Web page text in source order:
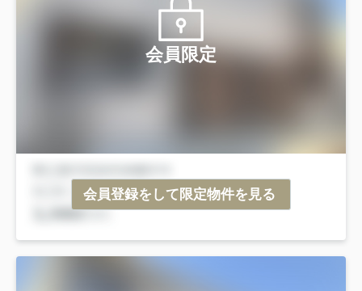
会員限定
会員登録をして限定物件を見る